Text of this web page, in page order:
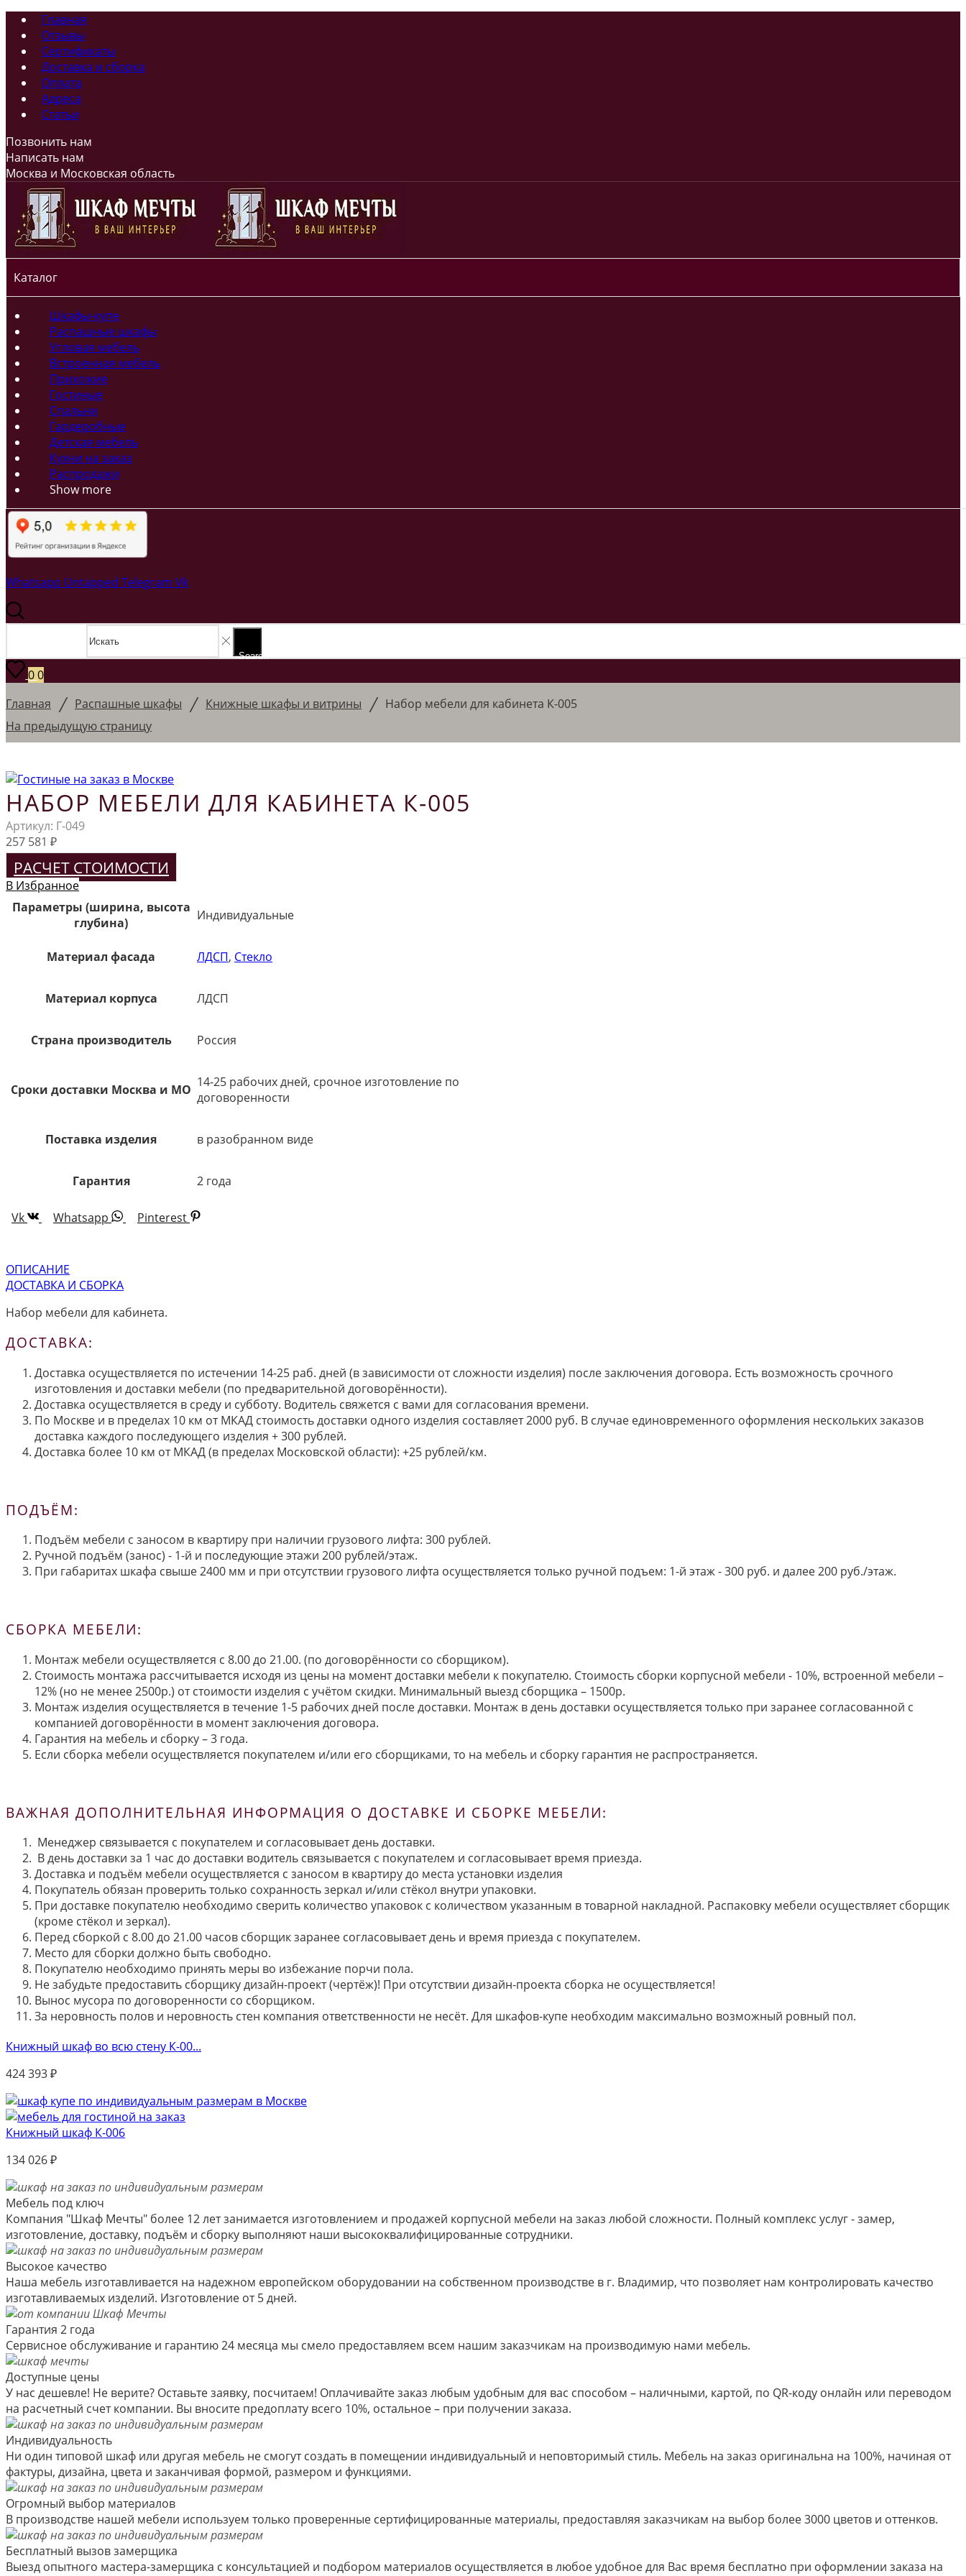
Главная
Отзывы
Сертификаты
Доставка и сборка
Оплата
Адреса
Статьи
Позвонить нам
Написать нам
Москва и Московская область
Каталог
Шкафы-купе
Распашные шкафы
Угловая мебель
Встроенная мебель
Прихожие
Гостиные
Спальни
Гардеробные
Детская мебель
Кухни на заказ
Распродажи
Show more
Whatsapp Untapped Telegram Vk
Search
00
Главная / Распашные шкафы / Книжные шкафы и витрины / Набор мебели для кабинета К-005
На предыдущую страницу
НАБОР МЕБЕЛИ ДЛЯ КАБИНЕТА К-005
Артикул: Г-049
257 581 ₽
РАСЧЕТ СТОИМОСТИ
В Избранное
Параметры (ширина, высота
глубина)
Индивидуальные
Материал фасада ЛДСП, Стекло
Материал корпуса ЛДСП
Страна производитель Россия
Сроки доставки Москва и МО 14-25 рабочих дней, срочное изготовление по
договоренности
Поставка изделия в разобранном виде
Гарантия 2 года
Vk Whatsapp Pinterest
ОПИСАНИЕ
ДОСТАВКА И СБОРКА
Набор мебели для кабинета.
ДОСТАВКА:
Доставка осуществляется по истечении 14-25 раб. дней (в зависимости от сложности изделия) после заключения договора. Есть возможность срочного
изготовления и доставки мебели (по предварительной договорённости).
Доставка осуществляется в среду и субботу. Водитель свяжется с вами для согласования времени.
По Москве и в пределах 10 км от МКАД стоимость доставки одного изделия составляет 2000 руб. В случае единовременного оформления нескольких заказов
доставка каждого последующего изделия + 300 рублей.
Доставка более 10 км от МКАД (в пределах Московской области): +25 рублей/км.
ПОДЪЁМ:
Подъём мебели с заносом в квартиру при наличии грузового лифта: 300 рублей.
Ручной подъём (занос) - 1-й и последующие этажи 200 рублей/этаж.
При габаритах шкафа свыше 2400 мм и при отсутствии грузового лифта осуществляется только ручной подъем: 1-й этаж - 300 руб. и далее 200 руб./этаж.
СБОРКА МЕБЕЛИ:
Монтаж мебели осуществляется с 8.00 до 21.00. (по договорённости со сборщиком).
Стоимость монтажа рассчитывается исходя из цены на момент доставки мебели к покупателю. Стоимость сборки корпусной мебели - 10%, встроенной мебели –
12% (но не менее 2500р.) от стоимости изделия с учётом скидки. Минимальный выезд сборщика – 1500р.
Монтаж изделия осуществляется в течение 1-5 рабочих дней после доставки. Монтаж в день доставки осуществляется только при заранее согласованной с
компанией договорённости в момент заключения договора.
Гарантия на мебель и сборку – 3 года.
Если сборка мебели осуществляется покупателем и/или его сборщиками, то на мебель и сборку гарантия не распространяется.
ВАЖНАЯ ДОПОЛНИТЕЛЬНАЯ ИНФОРМАЦИЯ О ДОСТАВКЕ И СБОРКЕ МЕБЕЛИ:
Менеджер связывается с покупателем и согласовывает день доставки.
В день доставки за 1 час до доставки водитель связывается с покупателем и согласовывает время приезда.
Доставка и подъём мебели осуществляется с заносом в квартиру до места установки изделия
Покупатель обязан проверить только сохранность зеркал и/или стёкол внутри упаковки.
При доставке покупателю необходимо сверить количество упаковок с количеством указанным в товарной накладной. Распаковку мебели осуществляет сборщик
(кроме стёкол и зеркал).
Перед сборкой с 8.00 до 21.00 часов сборщик заранее согласовывает день и время приезда с покупателем.
Место для сборки должно быть свободно.
Покупателю необходимо принять меры во избежание порчи пола.
Не забудьте предоставить сборщику дизайн-проект (чертёж)! При отсутствии дизайн-проекта сборка не осуществляется!
Вынос мусора по договоренности со сборщиком.
За неровность полов и неровность стен компания ответственности не несёт. Для шкафов-купе необходим максимально возможный ровный пол.
Книжный шкаф во всю стену К-00...
424 393₽
Книжный шкаф К-006
134 026₽
Мебель под ключ
Компания "Шкаф Мечты" более 12 лет занимается изготовлением и продажей корпусной мебели на заказ любой сложности. Полный комплекс услуг - замер,
изготовление, доставку, подъём и сборку выполняют наши высококвалифицированные сотрудники.
Высокое качество
Наша мебель изготавливается на надежном европейском оборудовании на собственном производстве в г. Владимир, что позволяет нам контролировать качество
изготавливаемых изделий. Изготовление от 5 дней.
Гарантия 2 года
Сервисное обслуживание и гарантию 24 месяца мы смело предоставляем всем нашим заказчикам на производимую нами мебель.
Доступные цены
У нас дешевле! Не верите? Оставьте заявку, посчитаем! Оплачивайте заказ любым удобным для вас способом – наличными, картой, по QR-коду онлайн или переводом
на расчетный счет компании. Вы вносите предоплату всего 10%, остальное – при получении заказа.
Индивидуальность
Ни один типовой шкаф или другая мебель не смогут создать в помещении индивидуальный и неповторимый стиль. Мебель на заказ оригинальна на 100%, начиная от
фактуры, дизайна, цвета и заканчивая формой, размером и функциями.
Огромный выбор материалов
В производстве нашей мебели используем только проверенные сертифицированные материалы, предоставляя заказчикам на выбор более 3000 цветов и оттенков.
Бесплатный вызов замерщика
Выезд опытного мастера-замерщика с консультацией и подбором материалов осуществляется в любое удобное для Вас время бесплатно при оформлении заказа на